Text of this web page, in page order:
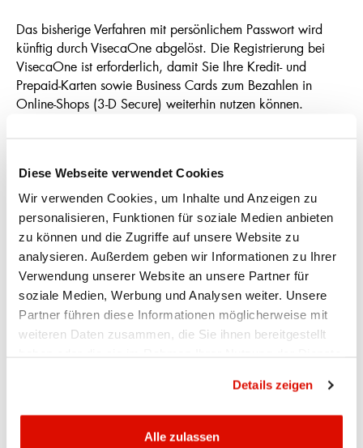
Diese Webseite verwendet Cookies
Wir verwenden Cookies, um Inhalte und Anzeigen zu
personalisieren, Funktionen für soziale Medien anbieten
zu können und die Zugriffe auf unsere Website zu
analysieren. Außerdem geben wir Informationen zu Ihrer
Verwendung unserer Website an unsere Partner für
soziale Medien, Werbung und Analysen weiter. Unsere
Partner führen diese Informationen möglicherweise mit
weiteren Daten zusammen, die Sie ihnen bereitgestellt
Details zeigen
Alle zulassen
Das bisherige Verfahren mit persönlichem Passwort wird
künftig durch VisecaOne abgelöst. Die Registrierung bei
VisecaOne ist erforderlich, damit Sie Ihre Kredit- und
Prepaid-Karten sowie Business Cards zum Bezahlen in
Online-Shops (3-D Secure) weiterhin nutzen können.
Termin vereinbaren
Möchten Sie weitere Informationen? Oder haben Sie
Fragen? Gerne besprechen wir dies mit Ihnen
telefonisch oder bei einem persönlichen Gespräch.
SEITE DRUCKEN